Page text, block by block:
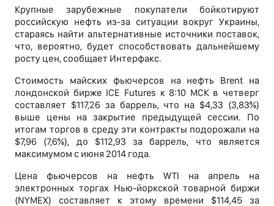
Крупные зарубежные покупатели бойкотируют
российскую нефть из-за ситуации вокруг Украины,
стараясь найти альтернативные источники поставок,
что, вероятно, будет способствовать дальнейшему
росту цен, сообщает Интерфакс.
Стоимость майских фьючерсов на нефть Brent на
лондонской бирже ICE Futures к 8:10 МСК в четверг
составляет $117,26 за баррель, что на $4,33 (3,83%)
выше цены на закрытие предыдущей сессии. По
итогам торгов в среду эти контракты подорожали на
$7,96 (7,6%), до $112,93 за баррель, что является
максимумом с июня 2014 года.
Цена фьючерсов на нефть WTI на апрель на
электронных торгах Нью-йоркской товарной биржи
(NYMEX) составляет к этому времени $114,45 за